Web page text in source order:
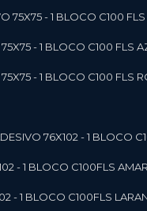
75X75 - 1 BLOCO C100
- 1 BLOCO C100 FLS
75X75 - 1 BLOCO C100 FLS
76X102 - 1 BLOCO
- 1 BLOCO C100FLS
- 1 BLOCO C100FLS